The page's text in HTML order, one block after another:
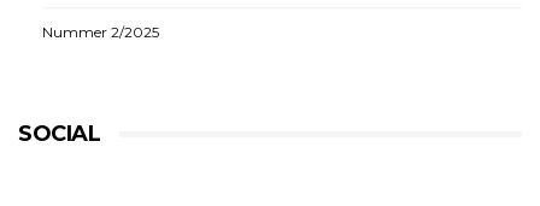
Nummer 2/2025
SOCIAL